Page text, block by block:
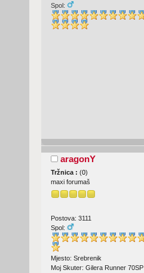
Spol:
aragonY
Tržnica : (0)
maxi forumaš
Postova: 3111
Spol:
Mjesto: Srebrenik
Moj Skuter: Gilera Runner 70SP